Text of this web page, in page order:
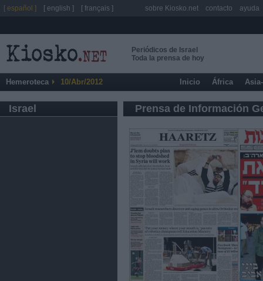
Periódicos de Israel
Toda la prensa de hoy
Hemeroteca 10/Abr/2012 Inicio África
Israel Prensa de Información
[ español ] [ english ] [ français ] sobre Kiosko.net contacto ayuda